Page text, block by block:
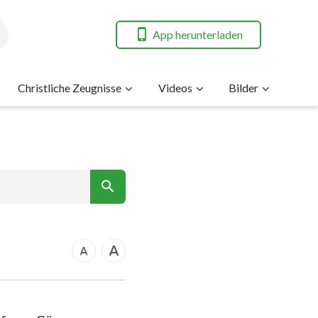
App herunterladen
Christliche Zeugnisse Videos Bilder